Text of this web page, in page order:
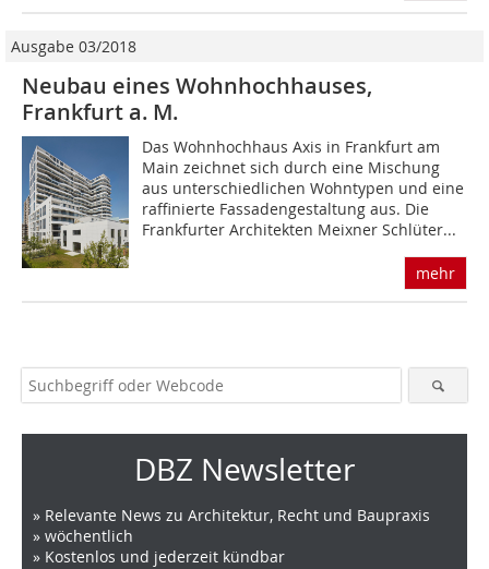
Ausgabe 03/2018
Neubau eines Wohnhochhauses,
Frankfurt a. M.
Das Wohnhochhaus Axis in Frankfurt am
Main zeichnet sich durch eine Mischung
aus unterschiedlichen Wohntypen und eine
raffinierte Fassadengestaltung aus. Die
Frankfurter Architekten Meixner Schlüter...
mehr
DBZ Newsletter
» Relevante News zu Architektur, Recht und Baupraxis
» wöchentlich
» Kostenlos und jederzeit kündbar